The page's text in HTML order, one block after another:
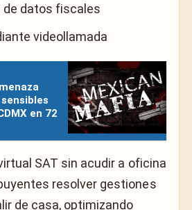
datos fiscales
videollamada
en 72
SAT sin acudir a oficina
resolver gestiones
de casa, optimizando